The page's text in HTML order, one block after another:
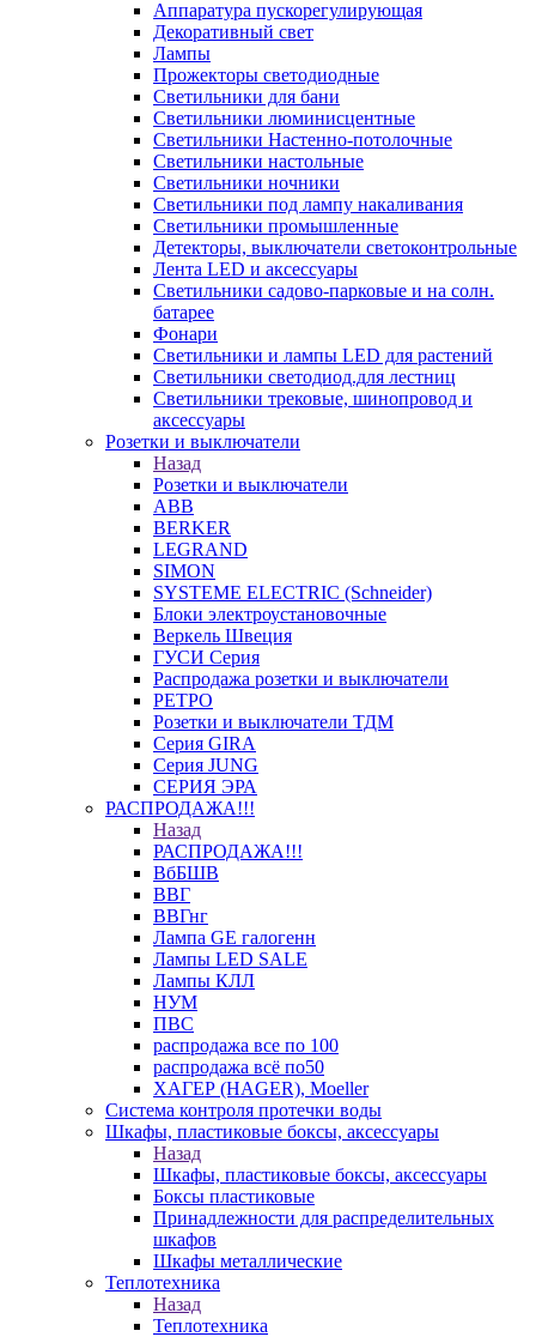
Аппаратура пускорегулирующая
Декоративный свет
Лампы
Прожекторы светодиодные
Светильники для бани
Светильники люминисцентные
Светильники Настенно-потолочные
Светильники настольные
Светильники ночники
Светильники под лампу накаливания
Светильники промышленные
Детекторы, выключатели светоконтрольные
Лента LED и аксессуары
Светильники садово-парковые и на солн.
батарее
Фонари
Светильники и лампы LED для растений
Светильники светодиод.для лестниц
Светильники трековые, шинопровод и
аксессуары
Розетки и выключатели
Назад
Розетки и выключатели
ABB
BERKER
LEGRAND
SIMON
SYSTEME ELECTRIC (Schneider)
Блоки электроустановочные
Веркель Швеция
ГУСИ Серия
Распродажа розетки и выключатели
РЕТРО
Розетки и выключатели ТДМ
Серия GIRA
Серия JUNG
СЕРИЯ ЭРА
РАСПРОДАЖА!!!
Назад
РАСПРОДАЖА!!!
ВбБШВ
ВВГ
ВВГнг
Лампа GE галогенн
Лампы LED SALE
Лампы КЛЛ
НУМ
ПВС
распродажа все по 100
распродажа всё по50
ХАГЕР (HAGER), Moeller
Система контроля протечки воды
Шкафы, пластиковые боксы, аксессуары
Назад
Шкафы, пластиковые боксы, аксессуары
Боксы пластиковые
Принадлежности для распределительных
шкафов
Шкафы металлические
Теплотехника
Назад
Теплотехника